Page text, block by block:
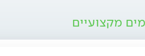
מקצועיים